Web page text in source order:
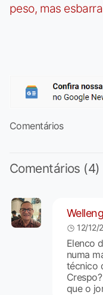
peso, mas
Comentários
Comentários (4)
12/12/
Elenco
numa
técnico
que o